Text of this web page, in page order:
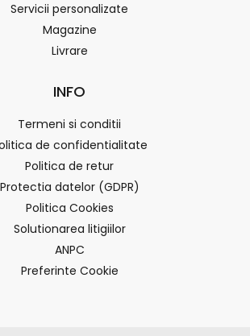
Servicii personalizate
Magazine
Livrare
INFO
Termeni si conditii
de confidentialitate
Politica de retur
Protectia datelor (GDPR)
Politica Cookies
Solutionarea litigiilor
ANPC
Preferinte Cookie